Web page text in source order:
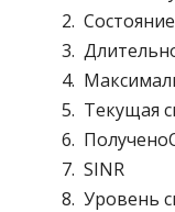
Текущая
SINR
Уровень